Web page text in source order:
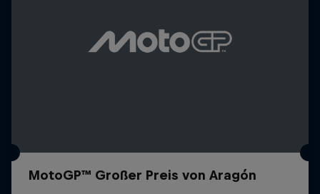
MotoGP™ Großer Preis von Aragón